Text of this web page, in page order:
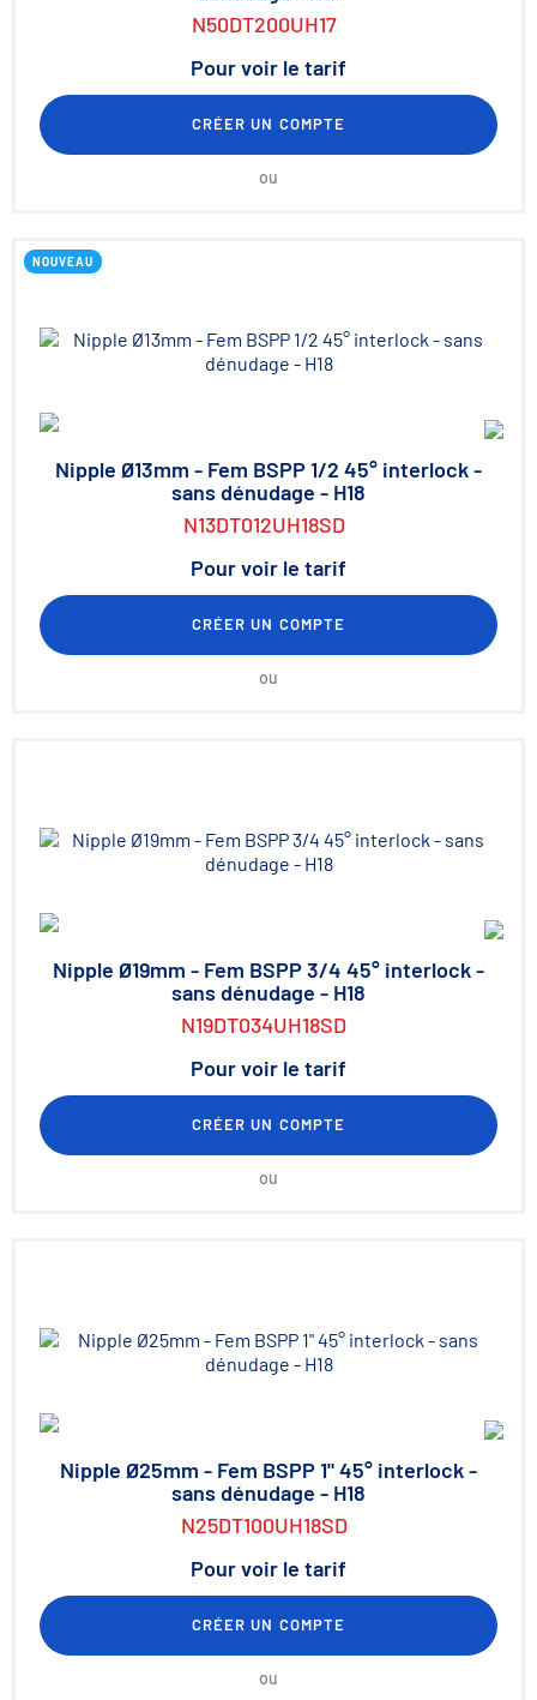
N50DT200UH17
Pour voir le tarif
CRÉER UN COMPTE
ou
NOUVEAU
Nipple Ø13mm - Fem BSPP 1/2 45° interlock -
sans dénudage - H18
N13DT012UH18SD
Pour voir le tarif
CRÉER UN COMPTE
ou
Nipple Ø19mm - Fem BSPP 3/4 45° interlock -
sans dénudage - H18
N19DT034UH18SD
Pour voir le tarif
CRÉER UN COMPTE
ou
Nipple Ø25mm - Fem BSPP 1" 45° interlock -
sans dénudage - H18
N25DT100UH18SD
Pour voir le tarif
CRÉER UN COMPTE
ou